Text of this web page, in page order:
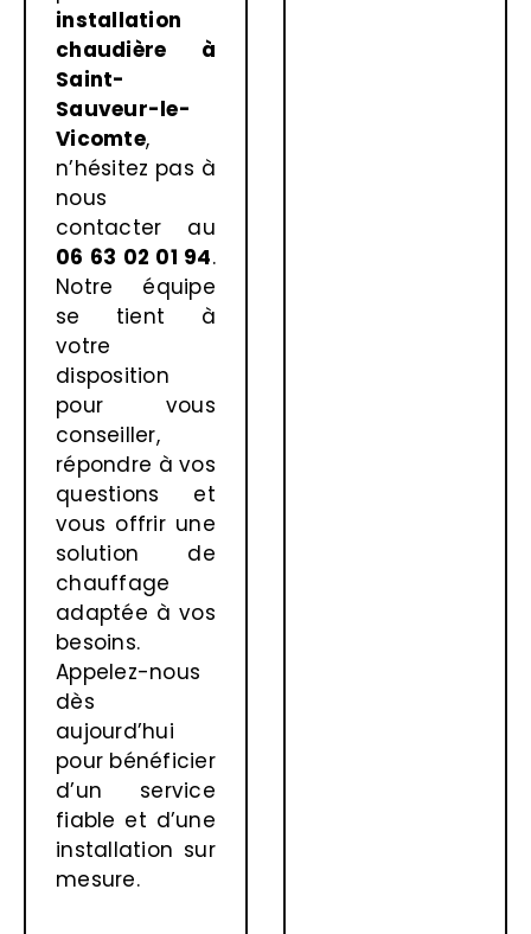
installation
chaudière à
Saint-
Sauveur-le-
Vicomte,
n’hésitez pas à
nous
contacter au
06 63 02 01 94.
Notre équipe
se tient à
votre
disposition
pour vous
conseiller,
répondre à vos
questions et
vous offrir une
solution de
chauffage
adaptée à vos
besoins.
Appelez-nous
dès
aujourd’hui
pour bénéficier
d’un service
fiable et d’une
installation sur
mesure.